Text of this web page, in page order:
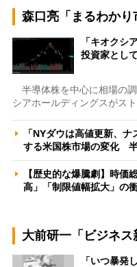
森口亮「まるわかり
「キオクシ
投資家とし
半導体株を中心に相場の
シアホールディングスがス
「NYダウは高値更新、
する米国株市場の変化
【歴史的な爆騰劇】時価
高」「制限値幅拡大」
大前研一「ビジネ
「いつ暴発